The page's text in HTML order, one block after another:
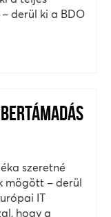
derül ki a BDO
szeretné
mögött – derül
IT
hogy a